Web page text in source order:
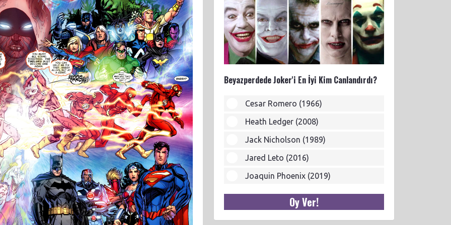
Beyazperdede Joker'i En İyi Kim Canlandırdı?
Cesar Romero (1966)
Heath Ledger (2008)
Jack Nicholson (1989)
Jared Leto (2016)
Joaquin Phoenix (2019)
Oy Ver!